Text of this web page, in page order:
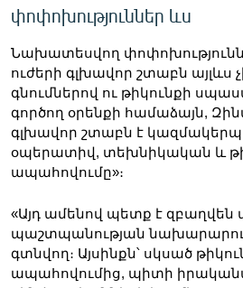
փոփոխություններ ևս
Նախատեսվող
ուժերի գլխավոր շտաբն այլևս
գնումներով ու թիկունքի
գործող օրենքի համաձայն,
գլխավոր շտաբն է
օպերատիվ, տեխնիկական և
ապահովումը»։
«Այդ ամենով պետք է զբաղվեն
պաշտպանության
գտնվող։ Այսինքն՝ սկսած
ապահովումից, պիտի